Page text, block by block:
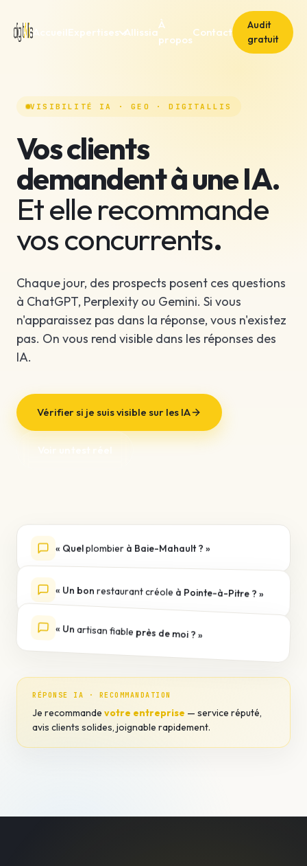
AccueilExpertises Allissia
À
propos
Contact
Audit
gratuit
VISIBILITÉ IA · GEO · DIGITALLIS
Vos clients
demandent à une IA.
Et elle recommande
vos concurrents.
Chaque jour, des prospects posent ces questions
à ChatGPT, Perplexity ou Gemini. Si vous
n'apparaissez pas dans la réponse, vous n'existez
pas. On vous rend visible dans les réponses des
IA.
Vérifier si je suis visible sur les IA
Voir un test réel
« Quelplombierà Baie-Mahault ? »
« Un bonrestaurant créole à Pointe-à-Pitre ? »
artisan fiable près de moi ? »
RÉPONSE IA · RECOMMANDATION
Je recommande votre entreprise — service réputé,
avis clients solides, joignable rapidement.